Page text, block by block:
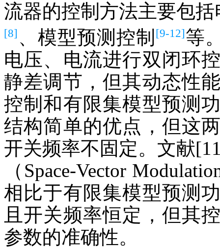
流器的控制方法主要包
[8] 、模型预测控制 [9-12]等
电压、电流进行双闭环
静差调节，但其动态性
控制和有限集模型预测
结构简单的优点，但这
开关频率不固定。文献
（Space-Vector
相比于有限集模型预测
且开关频率恒定，但其
参数的准确性。